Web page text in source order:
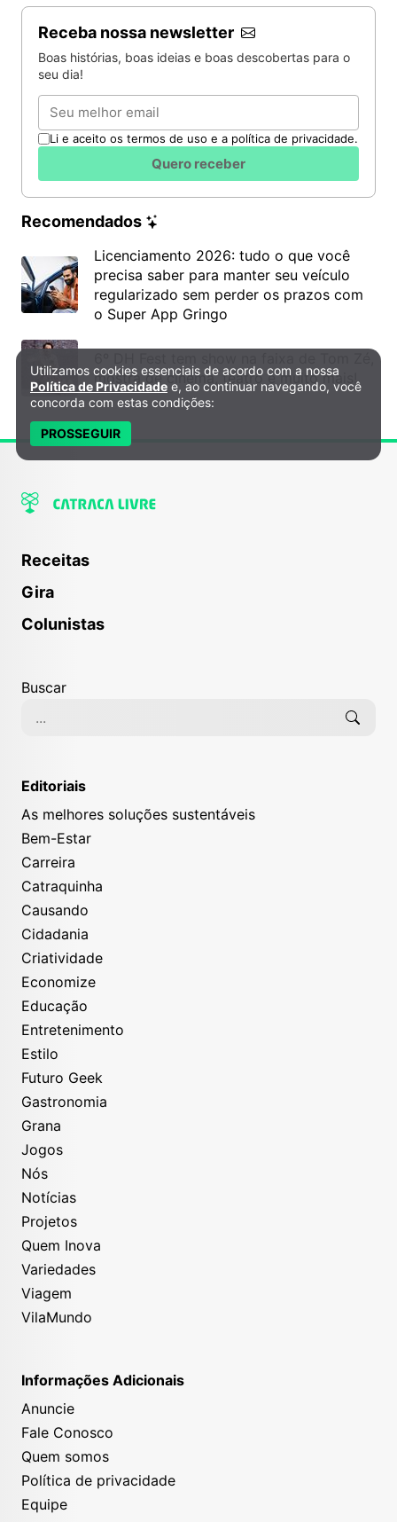
Receba nossa newsletter
Boas histórias, boas ideias e boas descobertas para o
seu dia!
Email
Li e aceito os termos de uso e a política de privacidade.
Quero receber
Recomendados
Licenciamento 2026: tudo o que você
precisa saber para manter seu veículo
regularizado sem perder os prazos com
o Super App Gringo
mostra de cinema, teatro e muito mais!
Receitas
Gira
Colunistas
Buscar
Editoriais
As melhores soluções sustentáveis
Bem-Estar
Carreira
Catraquinha
Causando
Cidadania
Criatividade
Economize
Educação
Entretenimento
Estilo
Futuro Geek
Gastronomia
Grana
Jogos
Nós
Notícias
Projetos
Quem Inova
Variedades
Viagem
VilaMundo
Informações Adicionais
Anuncie
Fale Conosco
Quem somos
Política de privacidade
Equipe
Política de Privacidade e Cookies
Utilizamos cookies essenciais de acordo com a nossa
Política de Privacidade e, ao continuar navegando, você
concorda com estas condições:
PROSSEGUIR